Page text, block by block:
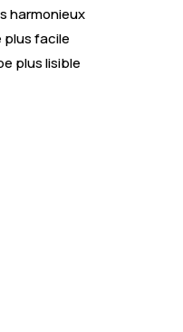
harmonieux
plus facile
plus lisible